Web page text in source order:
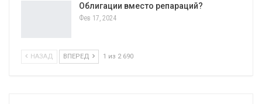
Облигации вместо репараций?
Фев 17, 2024
НАЗАД ВПЕРЕД 1 из 2 690